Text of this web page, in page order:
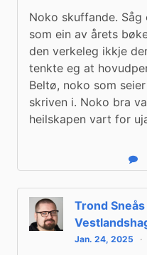
Noko skuffande. Såg
som ein av årets
den verkeleg ikkje
tenkte eg at
Beltø, noko som
skriven i. Noko bra
heilskapen vart for
Trond
Jan. 24, 2025